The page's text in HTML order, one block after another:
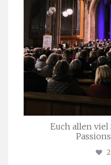
Euch allen viel